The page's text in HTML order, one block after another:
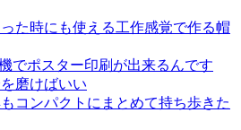
た時にも使える工作感覚で作る帽
でポスター印刷が出来るんです
磨けばいい
コンパクトにまとめて持ち歩きた